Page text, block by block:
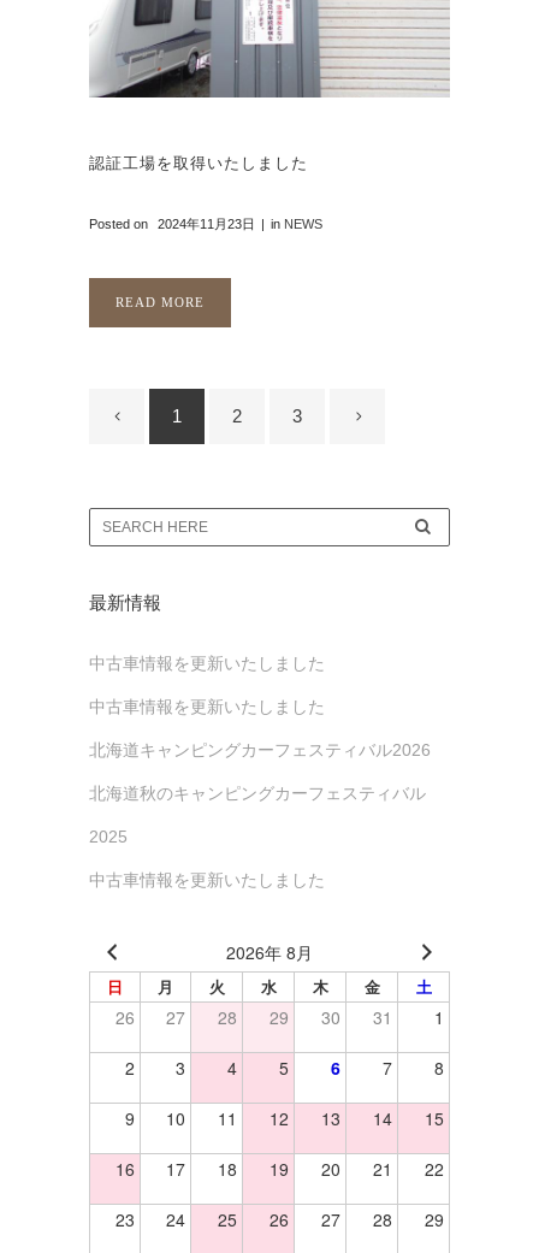
認証工場を取得いたしました
Posted on 2024年11月23日 in NEWS
READ MORE
1 2 3
最新情報
中古車情報を更新いたしました
中古車情報を更新いたしました
北海道キャンピングカーフェスティバル2026
北海道秋のキャンピングカーフェスティバル
2025
中古車情報を更新いたしました
2026年 8月
日 月 火 水 木 金 土
26 27 28 29 30 31 1
2 3 4 5 6 7 8
9 10 11 12 13 14 15
16 17 18 19 20 21 22
23 24 25 26 27 28 29